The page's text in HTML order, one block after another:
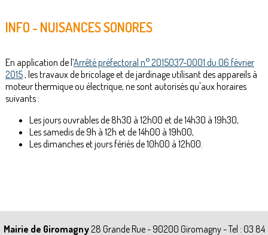
INFO - NUISANCES SONORES
En application de l’Arrêté préfectoral n° 2015037-0001 du 06 février
2015, les travaux de bricolage et de jardinage utilisant des appareils à
moteur thermique ou électrique, ne sont autorisés qu'aux horaires
suivants :
Les jours ouvrables de 8h30 à 12h00 et de 14h30 à 19h30,
Les samedis de 9h à 12h et de 14h00 à 19h00,
Les dimanches et jours fériés de 10h00 à 12h00.
Mairie de Giromagny28 Grande Rue - 90200 Giromagny - Tel : 03 84